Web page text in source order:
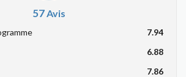
57Avis
7.94
6.88
7.86